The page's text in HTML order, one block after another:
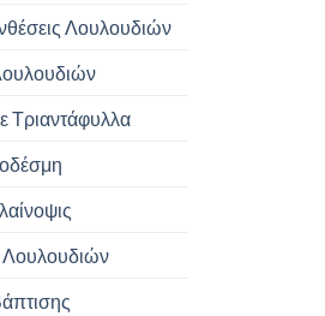
Λουλουδιών
Τριαντάφυλλα